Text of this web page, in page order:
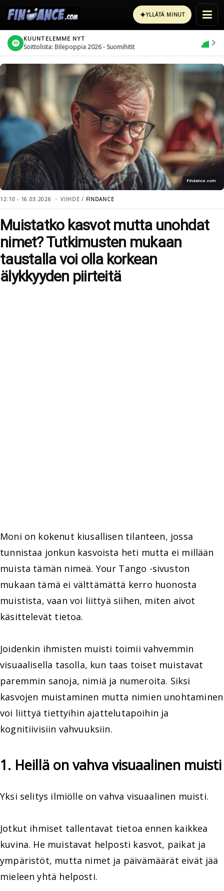
✦YLLÄTÄ MINUT
KUUNTELEMME NYT
Soittolista: Bilepoppia 2026 - Suomihitit
Findance.com
12:10 - 16.03.2026 VIIHDE / FINDANCE
Muistatko kasvot mutta unohdat
nimet? Tutkimusten mukaan
taustalla voi olla korkean
älykkyyden piirteitä
Moni on kokenut kiusallisen tilanteen, jossa
tunnistaa jonkun kasvoista heti mutta ei millään
muista tämän nimeä. Your Tango -sivuston
mukaan tämä ei välttämättä kerro huonosta
muistista, vaan voi liittyä siihen, miten aivot
käsittelevät tietoa.
Joidenkin ihmisten muisti toimii vahvemmin
visuaalisella tasolla, kun taas toiset muistavat
paremmin sanoja, nimiä ja numeroita. Siksi
kasvojen muistaminen mutta nimien unohtaminen
voi liittyä tiettyihin ajattelutapoihin ja
kognitiivisiin vahvuuksiin.
1. Heillä on vahva visuaalinen muisti
Yksi selitys ilmiölle on vahva visuaalinen muisti.
Jotkut ihmiset tallentavat tietoa ennen kaikkea
kuvina. He muistavat helposti kasvot, paikat ja
ympäristöt, mutta nimet ja päivämäärät eivät jää
mieleen yhtä helposti.